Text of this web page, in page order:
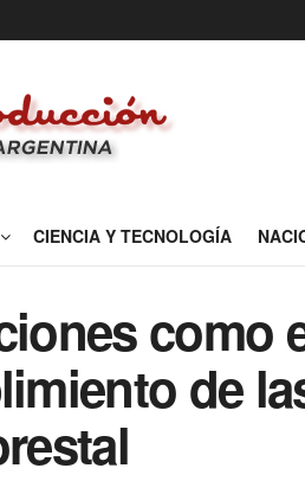
CIENCIA Y TECNOLOGÍA
como
de